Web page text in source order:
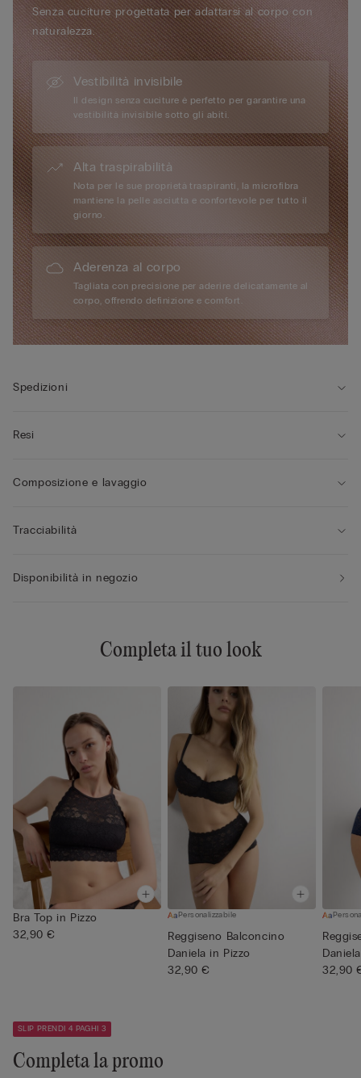
Sostenibilità
Il pizzo contiene una fibra di poliammide degradabile riciclabile
al 100% che può essere smaltita 10 volte più velocemente
rispetto alla poliammide tradizionale.
Senza cuciture progettata per adattarsi al corpo con
naturalezza.
Vestibilità invisibile
Il design senza cuciture è perfetto per garantire una
vestibilità invisibile sotto gli abiti.
Alta traspirabilità
Nota per le sue proprietà traspiranti, la microfibra
mantiene la pelle asciutta e confortevole per tutto il
giorno.
Aderenza al corpo
Tagliata con precisione per aderire delicatamente al
corpo, offrendo definizione e comfort.
Spedizioni
Resi
Composizione e lavaggio
Tracciabilità
Disponibilità in negozio
Completa il tuo look
Bra Top in Pizzo
32,90 €
Personalizzabile
Reggiseno Balconcino
Daniela in Pizzo
32,90 €
32,90
SLIP PRENDI 4 PAGHI 3
Completa la promo